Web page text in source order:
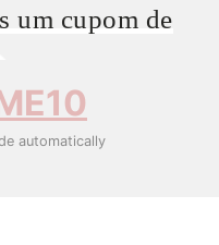
um cupom de
automatically